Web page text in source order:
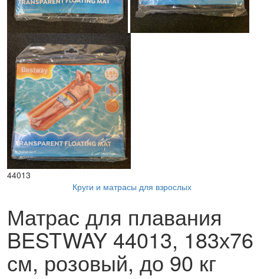
44013
Круги и матрасы для взрослых
Матрас для плавания
BESTWAY 44013, 183х76
см, розовый, до 90 кг